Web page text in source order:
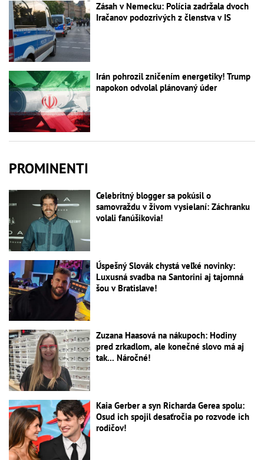
Zásah v Nemecku: Polícia zadržala dvoch
Iračanov podozrivých z členstva v IS
Irán pohrozil zničením energetiky! Trump
napokon odvolal plánovaný úder
PROMINENTI
Celebritný blogger sa pokúsil o
samovraždu v živom vysielaní: Záchranku
volali fanúšikovia!
Úspešný Slovák chystá veľké novinky:
Luxusná svadba na Santorini aj tajomná
šou v Bratislave!
Zuzana Haasová na nákupoch: Hodiny
pred zrkadlom, ale konečné slovo má aj
tak... Náročné!
Kaia Gerber a syn Richarda Gerea spolu:
Osud ich spojil desaťročia po rozvode ich
rodičov!